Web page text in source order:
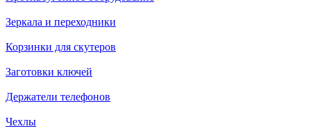
Зеркала и переходники
Корзинки для скутеров
Заготовки ключей
Держатели телефонов
Чехлы